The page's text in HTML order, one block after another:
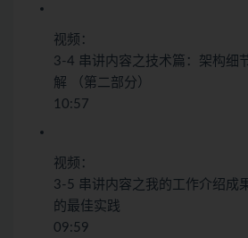
视频：
3-4 串讲内容之技术篇：架构细
解 （第二部分）
10:57
视频：
3-5 串讲内容之我的工作介绍成
的最佳实践
09:59